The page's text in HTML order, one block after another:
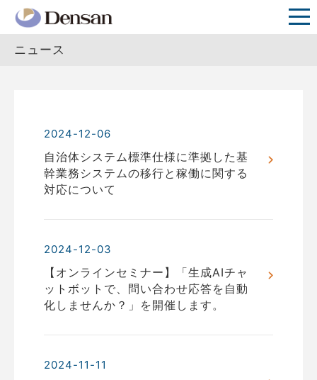
ニュース
2024-12-06
自治体システム標準仕様に準拠した基
幹業務システムの移行と稼働に関する
対応について
2024-12-03
【オンラインセミナー】「生成AIチャ
ットボットで、問い合わせ応答を自動
化しませんか？」を開催します。
2024-11-11